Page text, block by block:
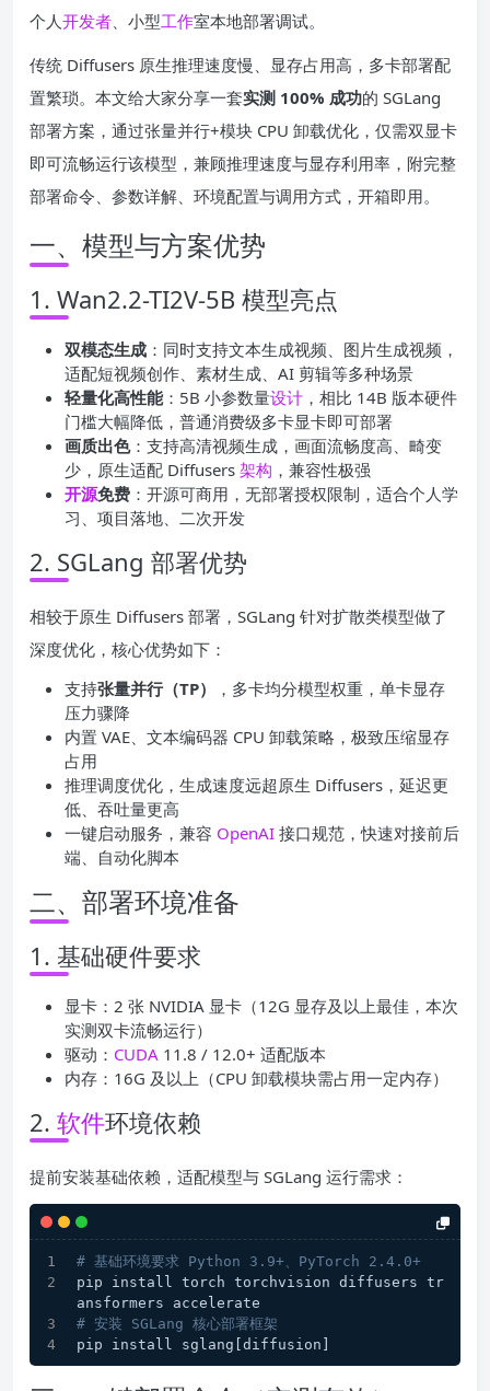
个人开发者、小型工作室本地部署调试。
传统 Diffusers 原生推理速度慢、显存占用高，多卡部署配
置繁琐。本文给大家分享一套实测 100% 成功的 SGLang
部署方案，通过张量并行+模块 CPU 卸载优化，仅需双显卡
即可流畅运行该模型，兼顾推理速度与显存利用率，附完整
部署命令、参数详解、环境配置与调用方式，开箱即用。
一、模型与方案优势
1. Wan2.2-TI2V-5B 模型亮点
双模态生成 ：同时支持文本生成视频、图片生成视频，
适配短视频创作、素材生成、AI 剪辑等多种场景
轻量化高性能：5B 小参数量设计 ，相比 14B 版本硬件
门槛大幅降低，普通消费级多卡显卡即可部署
画质出色：支持高清视频生成，画面流畅度高、畸变
少，原生适配 Diffusers 架构 ，兼容性极强
开源免费 ：开源可商用，无部署授权限制，适合个人学
习、项目落地、二次开发
2. SGLang 部署优势
相较于原生 Diffusers 部署，SGLang 针对扩散类模型做了
深度优化，核心优势如下：
支持张量并行（TP）
，多卡均分模型权重，单卡显存
压力骤降
内置 VAE、文本编码器 CPU 卸载策略，极致压缩显存
占用
推理调度优化，生成速度远超原生 Diffusers，延迟更
低、吞吐量更高
一键启动服务，兼容 OpenAI 接口规范，快速对接前后
端、自动化脚本
二、部署环境准备
1. 基础硬件要求
显卡：2 张 NVIDIA 显卡（12G 显存及以上最佳，本次
实测双卡流畅运行）
驱动： CUDA 11.8 / 12.0+ 适配版本
内存：16G 及以上（CPU 卸载模块需占用一定内存）
2. 软件环境依赖
提前安装基础依赖，适配模型与 SGLang 运行需求：
# 基础环境要求 Python 3.9+、PyTorch 2.4.0+
pip install torch torchvision diffusers tr
ansformers accelerate
# 安装 SGLang 核心部署框架
pip install sglang[diffusion]